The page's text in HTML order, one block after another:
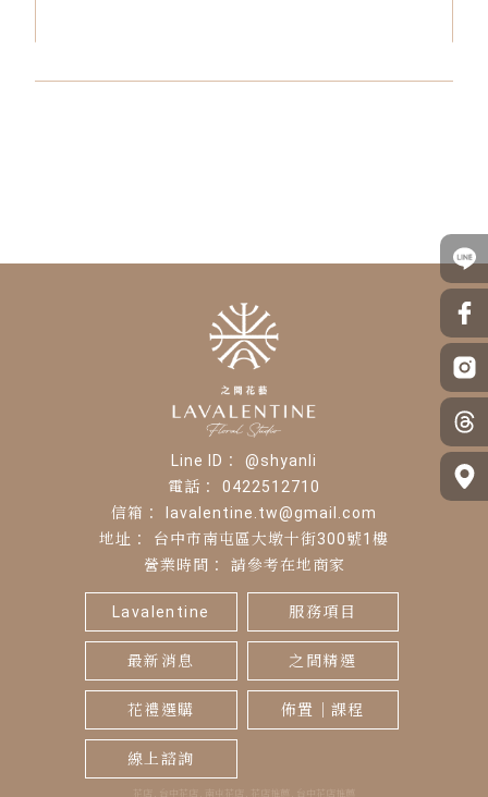
@shyanli
0422512710
lavalentine.tw@gmail.com
台中市南屯區大墩十街300號1樓
請參考在地商家
Lavalentine 服務項目
最新消息 之間精選
花禮選購 佈置｜課程
線上諮詢